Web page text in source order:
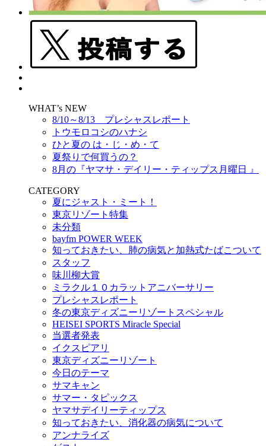
WHAT’s NEW
8/10～8/13 プレシャスレポート
トウモロコシのハナシ
ひと夏の は・じ・め・て
夏祭りで何買うの？
8月の『ヤマサ・デイリー・ティップス月曜日 』
CATEGORY
夏にジャスト・ミート！
東京リゾート特集
未分類
bayfm POWER WEEK
知っておきたい、肺の病気と加熱式たばこついて
スタッフ
味川柳大賞
ミラクル１０カラットアニバーサリー
プレシャスレポート
冬の東京ディズニーリゾートスペシャル
HEISEI SPORTS Miracle Special
当選者発表
イクスピアリ
東京ディズニーリゾート
今日のテーマ
サマキャン
サマー・タピックス
ヤマサデイリーティップス
知っておきたい、消化器の病気について
アンナライズ